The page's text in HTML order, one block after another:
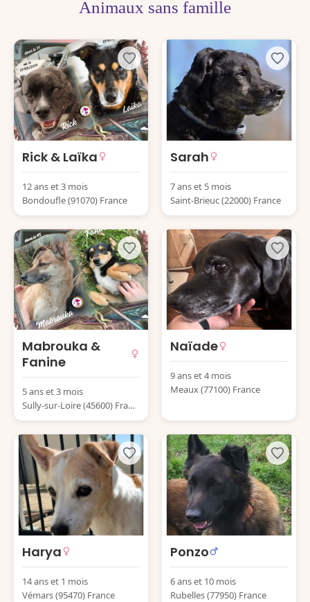
Animaux sans famille
Rick & Laïka
12 ans et 3 mois
Bondoufle (91070) France
Sarah
7 ans et 5 mois
Saint-Brieuc (22000) France
Mabrouka &
Fanine
5 ans et 3 mois
Sully-sur-Loire (45600) Franc
e
Naïade
9 ans et 4 mois
Meaux (77100) France
Harya
14 ans et 1 mois
Vémars (95470) France
Ponzo
6 ans et 10 mois
Rubelles (77950) France